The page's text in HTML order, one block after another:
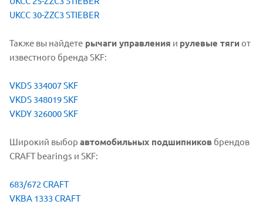
UKCC 30-ZZC3 STIEBER
Также вы найдете рычаги управления и рулевые тягиот
известного бренда SKF:
VKDS 334007 SKF
VKDS 348019 SKF
VKDY 326000 SKF
Широкий выбор автомобильных подшипников брендов
CRAFT bearings и SKF:
683/672 CRAFT
VKBA 1333 CRAFT